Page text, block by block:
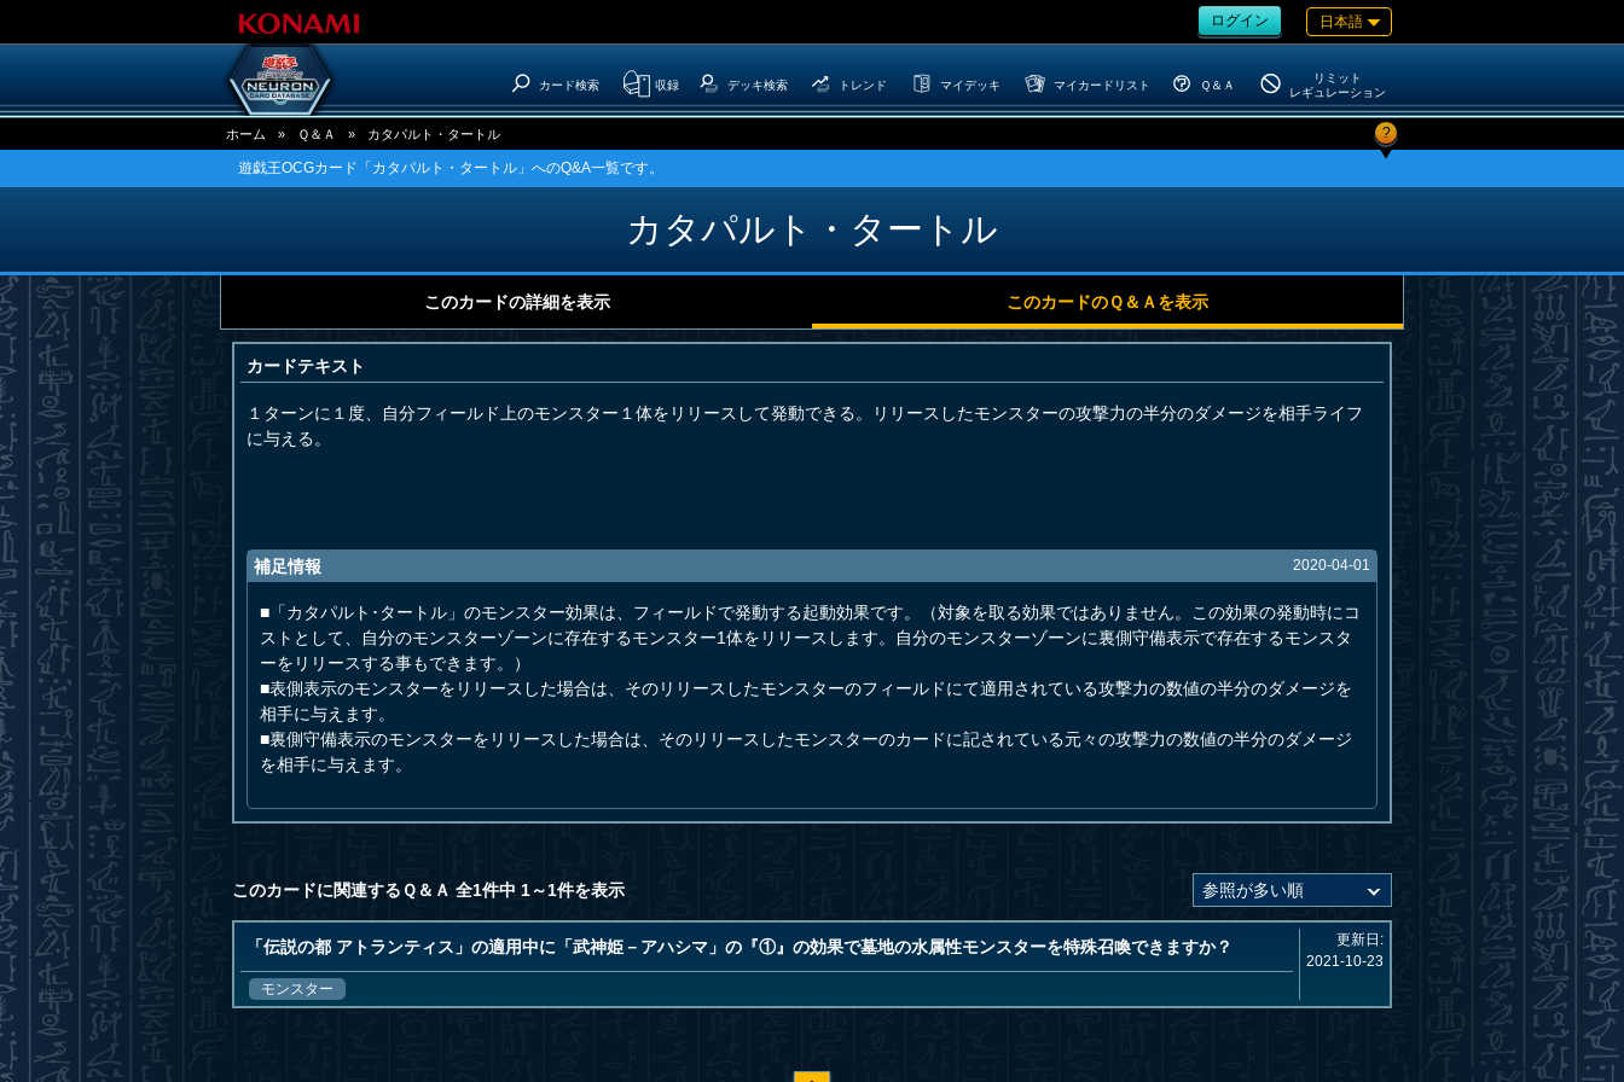
ログイン 日本語
カード検索 収録 デッキ検索 トレンド マイデッキ マイカードリスト Ｑ＆Ａ
リミット
レギュレーション
ホーム » Ｑ＆Ａ » カタパルト・タートル ?
遊戯王OCGカード「カタパルト・タートル」へのQ&A一覧です。
カタパルト・タートル
このカードの詳細を表示 このカードのＱ＆Ａを表示
カードテキスト
１ターンに１度、自分フィールド上のモンスター１体をリリースして発動できる。リリースしたモンスターの攻撃力の半分のダメージを相手ライフ
に与える。
補足情報 2020-04-01
■「カタパルト･タートル」のモンスター効果は、フィールドで発動する起動効果です。（対象を取る効果ではありません。この効果の発動時にコ
ストとして、自分のモンスターゾーンに存在するモンスター1体をリリースします。自分のモンスターゾーンに裏側守備表示で存在するモンスタ
ーをリリースする事もできます。）
■表側表示のモンスターをリリースした場合は、そのリリースしたモンスターのフィールドにて適用されている攻撃力の数値の半分のダメージを
相手に与えます。
■裏側守備表示のモンスターをリリースした場合は、そのリリースしたモンスターのカードに記されている元々の攻撃力の数値の半分のダメージ
を相手に与えます。
このカードに関連するＱ＆Ａ 全1件中 1～1件を表示
「伝説の都 アトランティス」の適用中に「武神姫－アハシマ」の『①』の効果で墓地の水属性モンスターを特殊召喚できますか？
モンスター
更新日:
2021-10-23